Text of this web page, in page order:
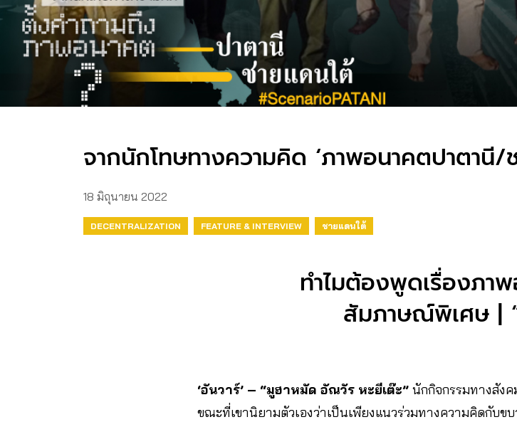
จากนักโทษทางความคิด ‘ภาพอนาคตปาตานี/
18 มิถุนายน 2022
DECENTRALIZATION FEATURE & INTERVIEW ชายแดนใต้
ทำไมต้องพูดเรื่องภา
สัมภาษณ์พิเศษ |
‘อันวาร์’ – “มูฮาหมัด อัณวัร หะยีเต๊ะ” นักกิจกรรมทางสัง
ขณะที่เขานิยามตัวเองว่าเป็นเพียงแนวร่วมทางความคิดกับข